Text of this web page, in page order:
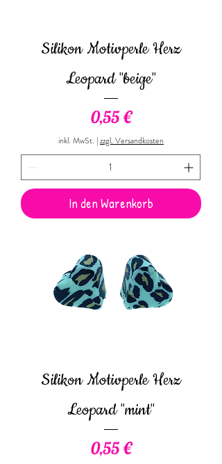
Silikon Motivperle Herz
Leopard "beige"
Preis
0,55 €
inkl. MwSt. |zzgl. Versandkosten
In den Warenkorb
Silikon Motivperle Herz
Leopard "mint"
Preis
0,55 €